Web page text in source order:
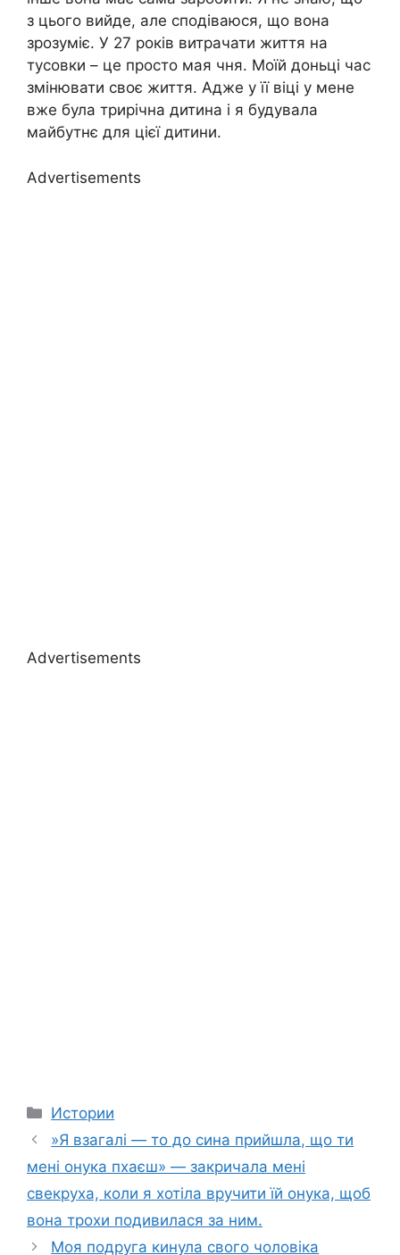
з цього вийде, але сподіваюся, що вона
зрозуміє. У 27 років витрачати життя на
тусовки – це просто мая чня. Моїй доньці час
змінювати своє життя. Адже у її віці у мене
вже була трирічна дитина і я будувала
майбутнє для цієї дитини.
Advertisements
Advertisements
Categories
Истории
»Я взагалі — то до сина прийшла, що ти
мені онука пхаєш» — закричала мені
свекруха, коли я хотіла вручити їй онука, щоб
вона трохи подивилася за ним.
Моя подруга кинула свого чоловіка